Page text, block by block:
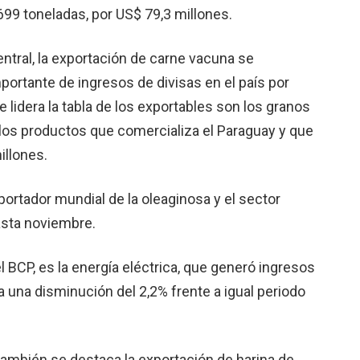
toneladas, por US$ 79,3 millones.
la exportación de carne vacuna se
de ingresos de divisas en el país por
lidera la tabla de los exportables son los granos
productos que comercializa el Paraguay y que
mundial de la oleaginosa y el sector
noviembre.
es la energía eléctrica, que generó ingresos
disminución del 2,2% frente a igual periodo